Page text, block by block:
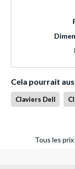
Cela pourrait
Claviers Dell
Tous les